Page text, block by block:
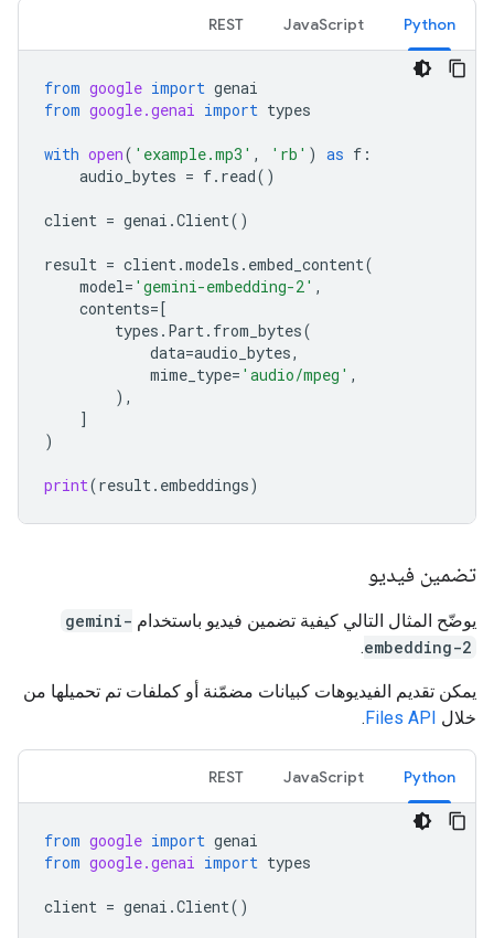
Python
JavaScript
REST
from google import genai
from google.genai import types
with open( 'example.mp3' , 'rb' ) as f :
audio_bytes = f. read()
client = genai .Client()
result = client.models . embed_content(
model= 'gemini-embedding-2' ,
contents=[
types . Part. from_bytes(
data=audio_bytes,
mime_type= 'audio/mpeg' ,
),
]
)
print(result. embeddings)
تضمين فيديو
يوضّح المثال التالي كيفية تضمين فيديو باستخدام gemini-
embedding-2
.
يمكن تقديم الفيديوهات كبيانات مضمّنة أو كملفات تم تحميلها من
خلال Files API
.
Python
JavaScript
REST
from google import genai
from google.genai import types
client = genai .Client()